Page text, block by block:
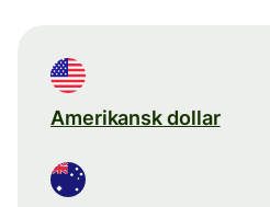
Amerikansk dollar